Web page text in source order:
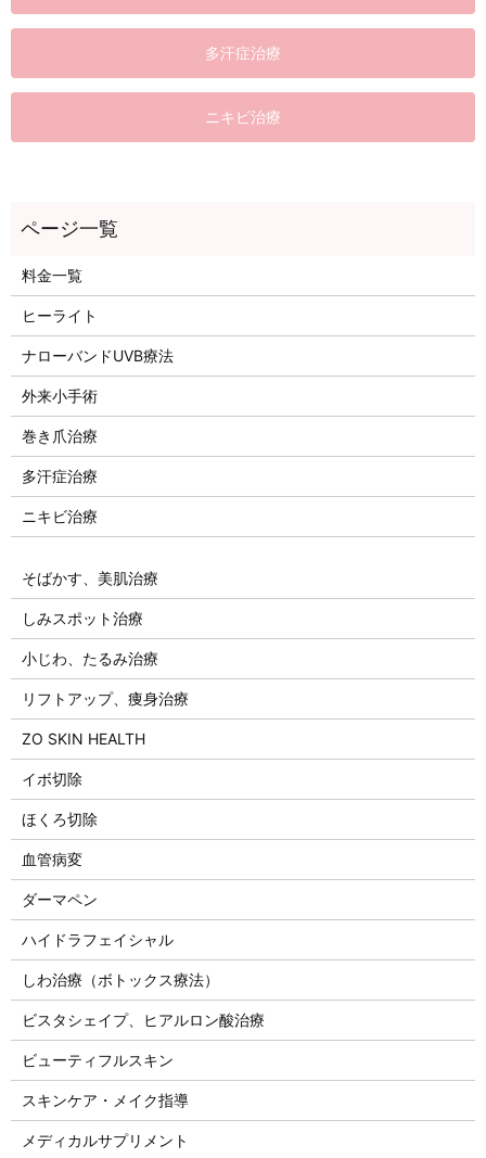
多汗症治療
ニキビ治療
料金一覧
ヒーライト
ナローバンドUVB療法
外来小手術
巻き爪治療
多汗症治療
ニキビ治療
そばかす、美肌治療
しみスポット治療
小じわ、たるみ治療
リフトアップ、痩身治療
ZO SKIN HEALTH
イボ切除
ほくろ切除
血管病変
ダーマペン
ハイドラフェイシャル
しわ治療（ボトックス療法）
ビスタシェイプ、ヒアルロン酸治療
ビューティフルスキン
スキンケア・メイク指導
メディカルサプリメント